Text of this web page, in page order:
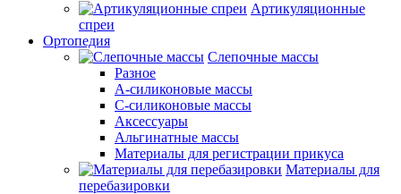
Артикуляционные
спреи
Ортопедия
Слепочные массы
Разное
А-силиконовые массы
С-силиконовые массы
Аксессуары
Альгинатные массы
Материалы для регистрации прикуса
Материалы для
перебазировки